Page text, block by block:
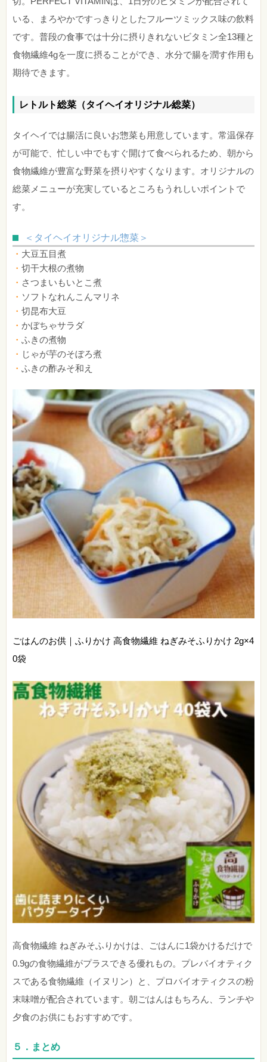
いる、まろやかですっきりとしたフルーツミックス味の飲料
です。普段の食事では十分に摂りきれないビタミン全13種と
食物繊維4gを一度に摂ることができ、水分で腸を潤す作用も
期待できます。
レトルト総菜（タイヘイオリジナル総菜）
タイヘイでは腸活に良いお惣菜も用意しています。常温保存
が可能で、忙しい中でもすぐ開けて食べられるため、朝から
食物繊維が豊富な野菜を摂りやすくなります。オリジナルの
総菜メニューが充実しているところもうれしいポイントで
す。
＜タイヘイオリジナル惣菜＞
大豆五目煮
切干大根の煮物
さつまいもいとこ煮
ソフトなれんこんマリネ
切昆布大豆
かぼちゃサラダ
ふきの煮物
じゃが芋のそぼろ煮
ふきの酢みそ和え
ごはんのお供｜ふりかけ 高食物繊維 ねぎみそふりかけ 2g×4
0袋
高食物繊維 ねぎみそふりかけは、ごはんに1袋かけるだけで
0.9gの食物繊維がプラスできる優れもの。プレバイオティク
スである食物繊維（イヌリン）と、プロバイオティクスの粉
末味噌が配合されています。朝ごはんはもちろん、ランチや
夕食のお供にもおすすめです。
５．まとめ